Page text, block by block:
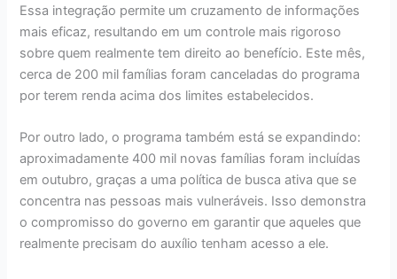
Essa integração permite um cruzamento de informações
mais eficaz, resultando em um controle mais rigoroso
sobre quem realmente tem direito ao benefício. Este mês,
cerca de 200 mil famílias foram canceladas do programa
por terem renda acima dos limites estabelecidos.
Por outro lado, o programa também está se expandindo:
aproximadamente 400 mil novas famílias foram incluídas
em outubro, graças a uma política de busca ativa que se
concentra nas pessoas mais vulneráveis. Isso demonstra
o compromisso do governo em garantir que aqueles que
realmente precisam do auxílio tenham acesso a ele.